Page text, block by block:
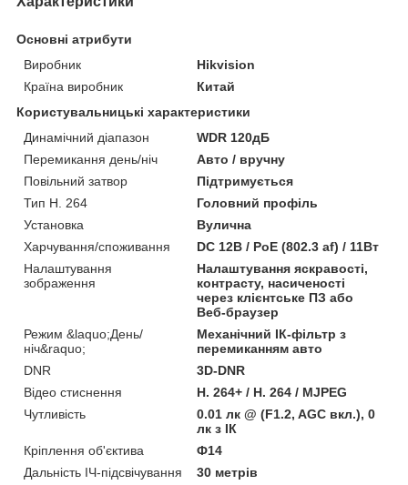
Основні атрибути
Виробник
Hikvision
Країна виробник
Китай
Користувальницькі характеристики
Динамічний діапазон
WDR 120дБ
Перемикання день/ніч
Авто / вручну
Повільний затвор
Підтримується
Тип H. 264
Головний профіль
Установка
Вулична
Харчування/споживання
DC 12В / PoE (802.3 af) / 11Вт
Налаштування
зображення
Налаштування яскравості,
контрасту, насиченості
через клієнтське ПЗ або
Веб-браузер
Режим &laquo;День/
ніч&raquo;
Механічний ІК-фільтр з
перемиканням авто
DNR
3D-DNR
Відео стиснення
H. 264+ / H. 264 / MJPEG
Чутливість
0.01 лк @ (F1.2, AGC вкл.), 0
лк з ІК
Кріплення об'єктива
Ф14
Дальність ІЧ-підсвічування
30 метрів